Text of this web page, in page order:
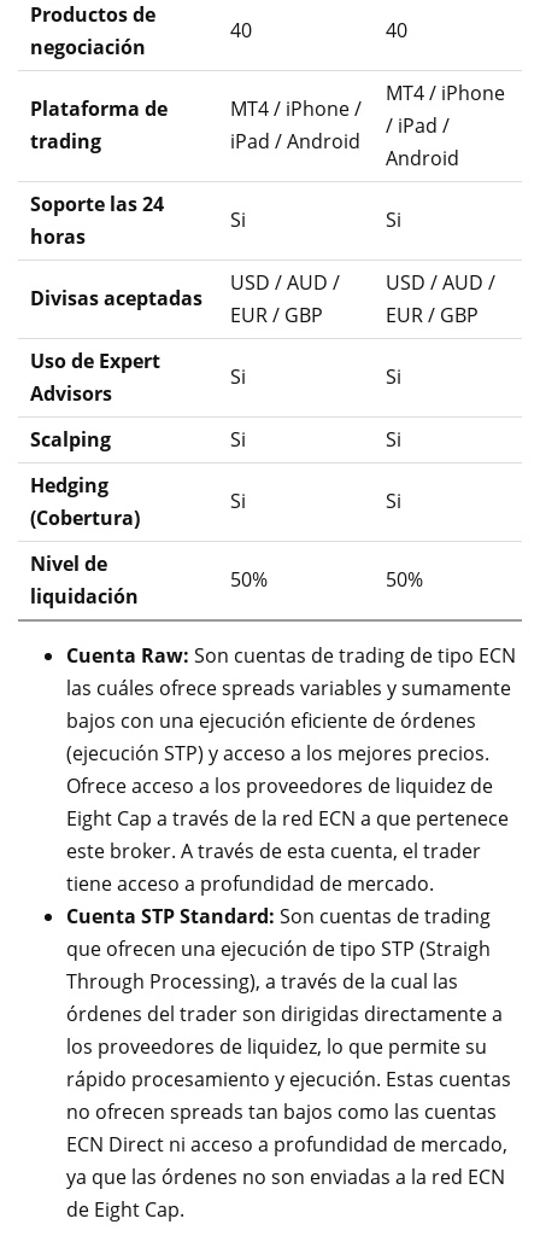
Productos de
negociación
40 40
Plataforma de
trading
MT4 / iPhone /
iPad / Android
MT4 / iPhone
/ iPad /
Android
Soporte las 24
horas
Si Si
Divisas aceptadas
USD / AUD /
EUR / GBP
USD / AUD /
EUR / GBP
Uso de Expert
Advisors
Si Si
Scalping Si
Si
Hedging
(Cobertura)
Si Si
Nivel de
liquidación
50% 50%
Cuenta Raw: Son cuentas de trading de tipo ECN
las cuáles ofrece spreads variables y sumamente
bajos con una ejecución eficiente de órdenes
(ejecución STP) y acceso a los mejores precios.
Ofrece acceso a los proveedores de liquidez de
Eight Cap a través de la red ECN a que pertenece
este broker. A través de esta cuenta, el trader
tiene acceso a profundidad de mercado.
Cuenta STP Standard: Son cuentas de trading
que ofrecen una ejecución de tipo STP (Straigh
Through Processing), a través de la cual las
órdenes del trader son dirigidas directamente a
los proveedores de liquidez, lo que permite su
rápido procesamiento y ejecución. Estas cuentas
no ofrecen spreads tan bajos como las cuentas
ECN Direct ni acceso a profundidad de mercado,
ya que las órdenes no son enviadas a la red ECN
de Eight Cap.